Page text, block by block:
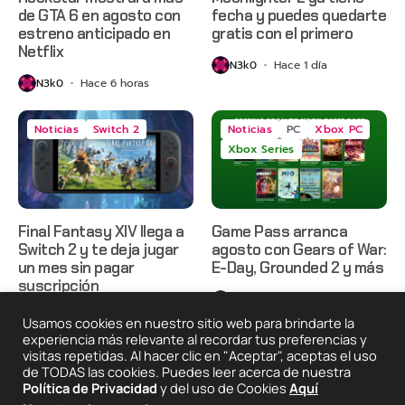
de GTA 6 en agosto con
estreno anticipado en
Netflix
N3k0 Hace 6 horas
fecha y puedes quedarte
gratis con el primero
N3k0 Hace 1 día
Noticias Switch 2
Final Fantasy XIV llega a
Switch 2 y te deja jugar
un mes sin pagar
suscripción
N3k0 Hace 2 días
Noticias PC
Xbox PC
Xbox Series
Game Pass arranca
agosto con Gears of War:
E-Day, Grounded 2 y más
2025 © Degeneraciónx.com | Anime, Games & Nothing
Usamos cookies en nuestro sitio web para brindarte la
experiencia más relevante al recordar tus preferencias y
visitas repetidas. Al hacer clic en "Aceptar", aceptas el uso
de TODAS las cookies. Puedes leer acerca de nuestra
Política de Privacidad y del uso de Cookies Aquí